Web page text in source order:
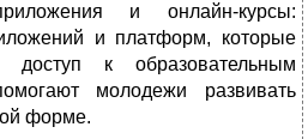
и онлайн-курсы:
и платформ, которые
доступ к образовательным
молодежи развивать
форме.